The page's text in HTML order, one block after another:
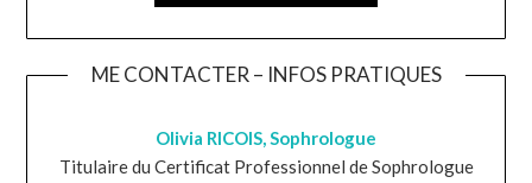
ME CONTACTER – INFOS PRATIQUES
Olivia RICOIS, Sophrologue
Titulaire du Certificat Professionnel de Sophrologue